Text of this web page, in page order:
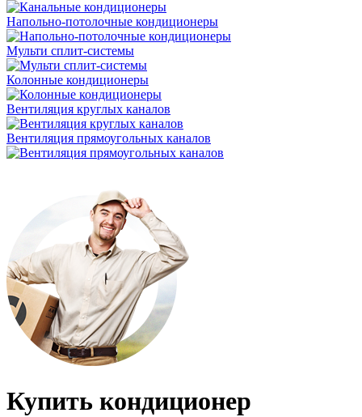
Напольно-потолочные кондиционеры
Мульти сплит-системы
Колонные кондиционеры
Вентиляция круглых каналов
Вентиляция прямоугольных каналов
Купить кондиционер